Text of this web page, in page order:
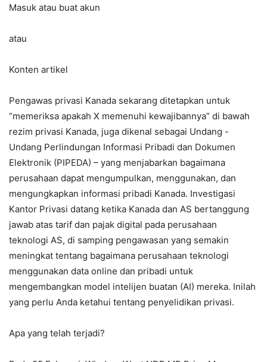
Masuk atau buat akun
atau
Konten artikel
Pengawas privasi Kanada sekarang ditetapkan untuk
“memeriksa apakah X memenuhi kewajibannya” di bawah
rezim privasi Kanada, juga dikenal sebagai Undang -
Undang Perlindungan Informasi Pribadi dan Dokumen
Elektronik (PIPEDA) – yang menjabarkan bagaimana
perusahaan dapat mengumpulkan, menggunakan, dan
mengungkapkan informasi pribadi Kanada. Investigasi
Kantor Privasi datang ketika Kanada dan AS bertanggung
jawab atas tarif dan pajak digital pada perusahaan
teknologi AS, di samping pengawasan yang semakin
meningkat tentang bagaimana perusahaan teknologi
menggunakan data online dan pribadi untuk
mengembangkan model intelijen buatan (AI) mereka. Inilah
yang perlu Anda ketahui tentang penyelidikan privasi.
Apa yang telah terjadi?